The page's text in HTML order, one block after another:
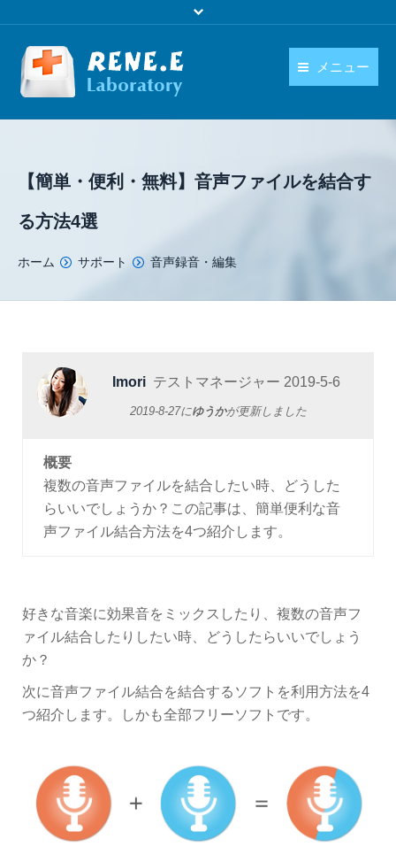
メニュー
日本語
【簡単・便利・無料】音声ファイルを結合す
る方法4選
You are here:
ホーム サポート 音声録音・編集
Imori テストマネージャー 2019-5-6
2019-8-27にゆうかが更新しました
概要
複数の音声ファイルを結合したい時、どうした
らいいでしょうか？この記事は、簡単便利な音
声ファイル結合方法を4つ紹介します。
好きな音楽に効果音をミックスしたり、複数の音声フ
ァイル結合したりしたい時、どうしたらいいでしょう
か？
次に音声ファイル結合を結合するソフトを利用方法を4
つ紹介します。しかも全部フリーソフトです。